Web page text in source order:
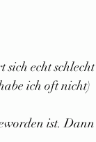
echt schlecht
ich oft nicht)
ist. Dann